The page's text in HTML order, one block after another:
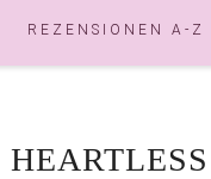
REZENSIONEN A-Z